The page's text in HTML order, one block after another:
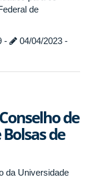
de
-
04/04/2023 -
de
de
da Universidade